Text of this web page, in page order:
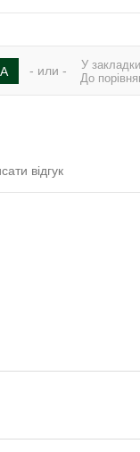
- или -
У закладки
До
відгук